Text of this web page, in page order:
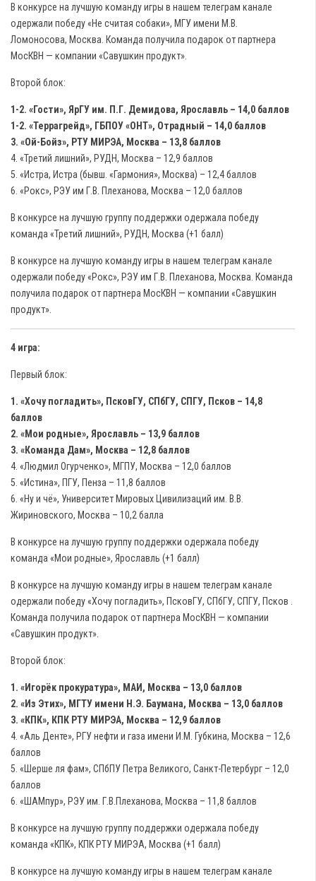
В конкурсе на лучшую команду игры в нашем телеграм канале
одержали победу «Не считая собаки», МГУ имени М.В.
Ломоносова, Москва. Команда получила подарок от партнера
МосКВН — компании «Савушкин продукт».
Второй блок:
1-2. «Гости», ЯрГУ им. П.Г. Демидова, Ярославль – 14,0 баллов
1-2. «Террагрейд», ГБПОУ «ОНТ», Отрадный – 14,0 баллов
3. «Ой-Бойз», РТУ МИРЭА, Москва – 13,8 баллов
4. «Третий лишний», РУДН, Москва – 12,9 баллов
5. «Истра, Истра (бывш. «Гармония», Москва) – 12,4 баллов
6. «Рокс», РЭУ им Г.В. Плеханова, Москва – 12,0 баллов
В конкурсе на лучшую группу поддержки одержала победу
команда «Третий лишний», РУДН, Москва (+1 балл)
В конкурсе на лучшую команду игры в нашем телеграм канале
одержали победу «Рокс», РЭУ им Г.В. Плеханова, Москва. Команда
получила подарок от партнера МосКВН — компании «Савушкин
продукт».
4 игра:
Первый блок:
1. «Хочу погладить», ПсковГУ, СПбГУ, СПГУ, Псков – 14,8
баллов
2. «Мои родные», Ярославль – 13,9 баллов
3. «Команда Дам», Москва – 12,8 баллов
4. «Людмил Огурченко», МГПУ, Москва – 12,0 баллов
5. «Истина», ПГУ, Пенза – 11,8 баллов
6. «Ну и чё», Университет Мировых Цивилизаций им. В.В.
Жириновского, Москва – 10,2 балла
В конкурсе на лучшую группу поддержки одержала победу
команда «Мои родные», Ярославль (+1 балл)
В конкурсе на лучшую команду игры в нашем телеграм канале
одержали победу «Хочу погладить», ПсковГУ, СПбГУ, СПГУ, Псков .
Команда получила подарок от партнера МосКВН — компании
«Савушкин продукт».
Второй блок:
1. «Игорёк прокуратура», МАИ, Москва – 13,0 баллов
2. «Из Этих», МГТУ имени Н.Э. Баумана, Москва – 13,0 баллов
3. «КПК», КПК РТУ МИРЭА, Москва – 12,9 баллов
4. «Аль Денте», РГУ нефти и газа имени И.М. Губкина, Москва – 12,6
баллов
5. «Шерше ля фам», СПбПУ Петра Великого, Санкт-Петербург – 12,0
баллов
6. «ШАМпур», РЭУ им. Г.В.Плеханова, Москва – 11,8 баллов
В конкурсе на лучшую группу поддержки одержала победу
команда «КПК», КПК РТУ МИРЭА, Москва (+1 балл)
В конкурсе на лучшую команду игры в нашем телеграм канале